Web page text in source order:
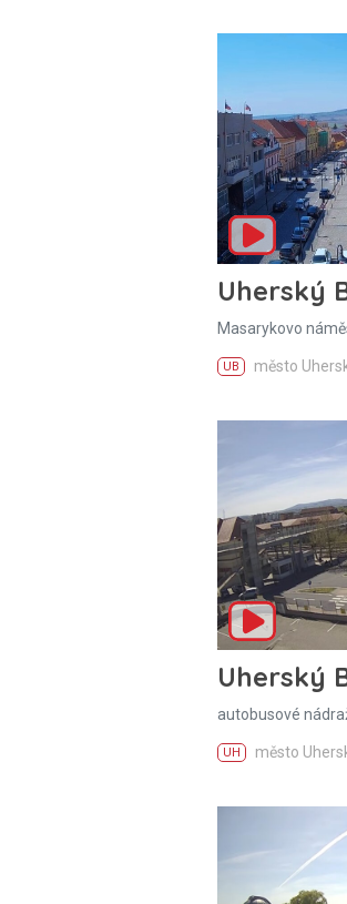
Uherský
Masarykovo
UB město
Uherský
autobusové
UH město